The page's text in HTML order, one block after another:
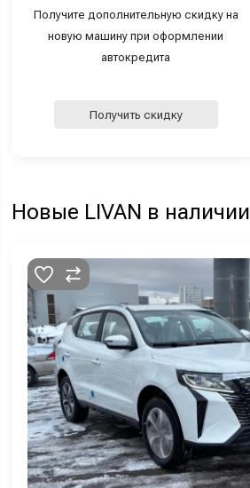
Получите дополнительную скидку на
новую машину при оформлении
автокредита
Получить скидку
Новые LIVAN в наличии